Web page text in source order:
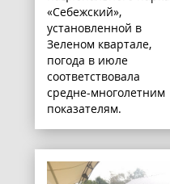
«Себежский»,
установленной в
Зеленом квартале,
погода в июле
соответствовала
средне-многолетним
показателям.